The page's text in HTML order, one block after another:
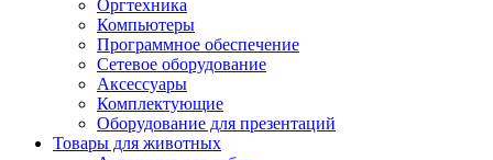
Оргтехника
Компьютеры
Программное обеспечение
Сетевое оборудование
Аксессуары
Комплектующие
Оборудование для презентаций
Товары для животных